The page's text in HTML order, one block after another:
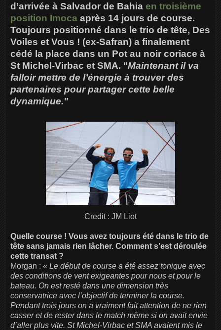
d’arrivée à Salvador de Bahia en troisième
position Imoca après 14 jours de course.
Toujours positionné dans le trio de tête, Des
Voiles et Vous ! (ex-Safran) a finalement
cédé la place dans un Pot au noir coriace à
St Michel-Virbac et SMA. "Maintenant il va
falloir mettre de l’énergie à trouver des
partenaires pour partager cette belle
dynamique."
Credit : JM Liot
Quelle course ! Vous avez toujours été dans le trio de
tête sans jamais rien lâcher. Comment s’est déroulée
cette transat ?
Morgan : « Le début de course a été assez tonique avec
des conditions de vent exigeantes pour nous et pour le
bateau. On est resté dans une dimension très
conservatrice avec l’objectif de terminer la course.
Pendant trois jours on a vraiment fait attention de ne rien
casser et de rester dans le match même si on avait envie
d’aller plus vite. St Michel-Virbac et SMA avaient mis le